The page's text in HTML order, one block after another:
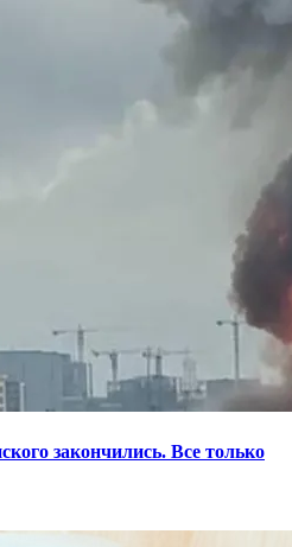
закончились. Все только